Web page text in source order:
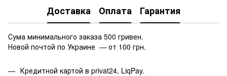
Доставка Оплата Гарантия
Сума минимального заказа 500 гривен.
Новой почтой по Украине — от 100 грн.
Кредитной картой в privat24, LiqPay.